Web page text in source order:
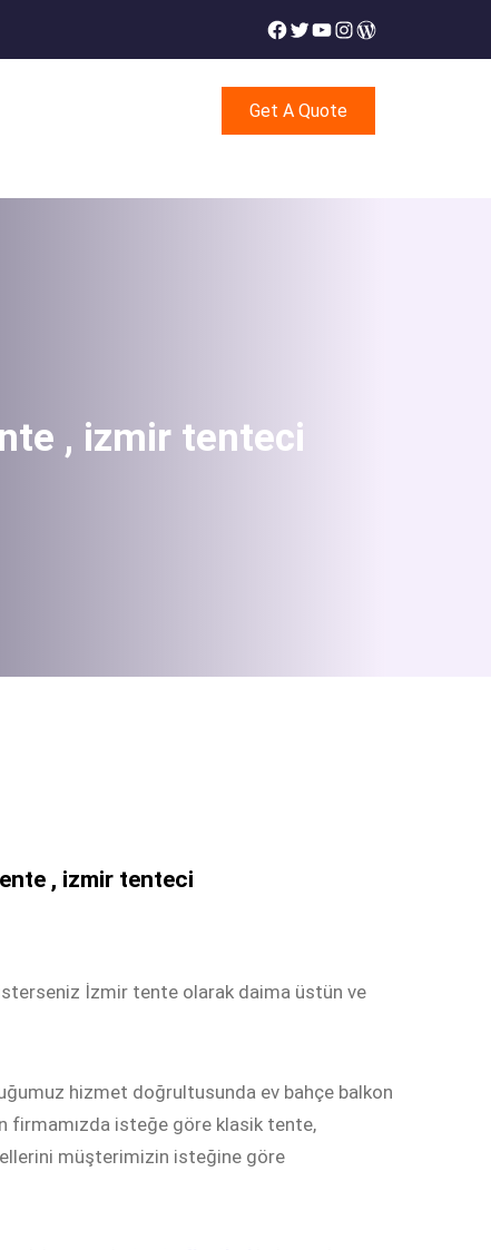
Facebook
Twitter
YouTube
Instagram
WordPress
Get A Quote
, izmir tenteci
, izmir tenteci
İzmir tente olarak daima üstün ve
hizmet doğrultusunda ev bahçe balkon
firmamızda isteğe göre klasik tente,
müşterimizin isteğine göre